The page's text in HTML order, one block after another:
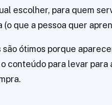
escolher, para quem
que a pessoa quer
ótimos porque
conteúdo para levar para